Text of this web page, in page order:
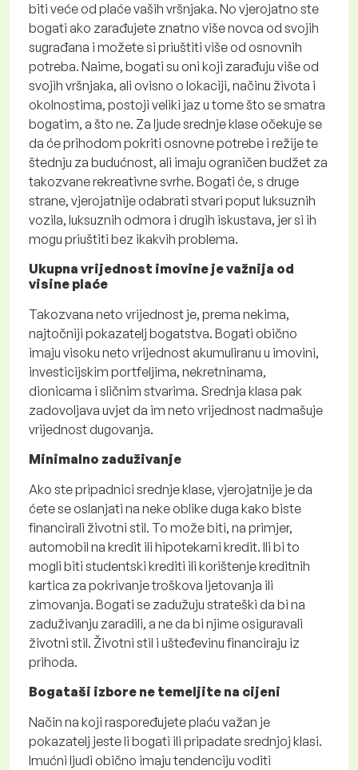
biti veće od plaće vaših vršnjaka. No vjerojatno ste
bogati ako zarađujete znatno više novca od svojih
sugrađana i možete si priuštiti više od osnovnih
potreba. Naime, bogati su oni koji zarađuju više od
svojih vršnjaka, ali ovisno o lokaciji, načinu života i
okolnostima, postoji veliki jaz u tome što se smatra
bogatim, a što ne. Za ljude srednje klase očekuje se
da će prihodom pokriti osnovne potrebe i režije te
štednju za budućnost, ali imaju ograničen budžet za
takozvane rekreativne svrhe. Bogati će, s druge
strane, vjerojatnije odabrati stvari poput luksuznih
vozila, luksuznih odmora i drugih iskustava, jer si ih
mogu priuštiti bez ikakvih problema.
Ukupna vrijednost imovine je važnija od
visine plaće
Takozvana neto vrijednost je, prema nekima,
najtočniji pokazatelj bogatstva. Bogati obično
imaju visoku neto vrijednost akumuliranu u imovini,
investicijskim portfeljima, nekretninama,
dionicama i sličnim stvarima. Srednja klasa pak
zadovoljava uvjet da im neto vrijednost nadmašuje
vrijednost dugovanja.
Minimalno zaduživanje
Ako ste pripadnici srednje klase, vjerojatnije je da
ćete se oslanjati na neke oblike duga kako biste
financirali životni stil. To može biti, na primjer,
automobil na kredit ili hipotekarni kredit. Ili bi to
mogli biti studentski krediti ili korištenje kreditnih
kartica za pokrivanje troškova ljetovanja ili
zimovanja. Bogati se zadužuju strateški da bi na
zaduživanju zaradili, a ne da bi njime osiguravali
životni stil. Životni stil i ušteđevinu financiraju iz
prihoda.
Bogataši izbore ne temeljite na cijeni
Način na koji raspoređujete plaću važan je
pokazatelj jeste li bogati ili pripadate srednjoj klasi.
Imućni ljudi obično imaju tendenciju voditi